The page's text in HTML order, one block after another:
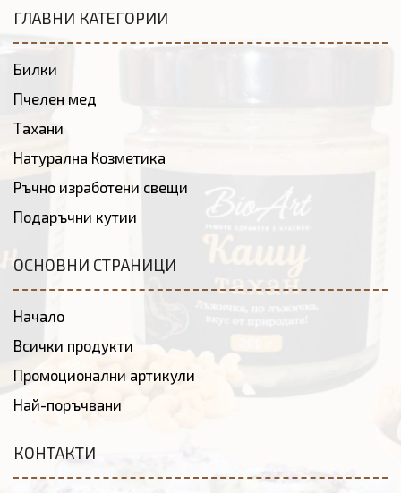
ГЛАВНИ КАТЕГОРИИ
Билки
Пчелен мед
Тахани
Натурална Козметика
Ръчно изработени свещи
Подаръчни кутии
ОСНОВНИ СТРАНИЦИ
Начало
Всички продукти
Промоционални артикули
Най-поръчвани
КОНТАКТИ